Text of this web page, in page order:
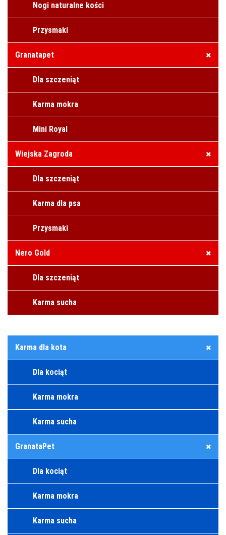
Nogi naturalne kości
Przysmaki
Granatapet
Dla szczeniąt
Karma mokra
Mini Royal
Wiejska Zagroda
Dla szczeniąt
Karma dla psa
Przysmaki
Nero Gold
Dla szczeniąt
Karma sucha
Karma dla kota
Dla kociąt
Karma mokra
Karma sucha
GranataPet
Dla kociąt
Karma mokra
Karma sucha